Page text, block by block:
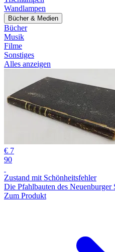
Wandlampen
Bücher & Medien
Bücher
Musik
Filme
Sonstiges
Alles anzeigen
€ 7
90
Zustand mit Schönheitsfehler
Die Pfahlbauten des Neuenburger
Zum Produkt